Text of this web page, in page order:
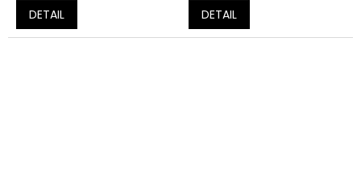
DETAIL DETAIL